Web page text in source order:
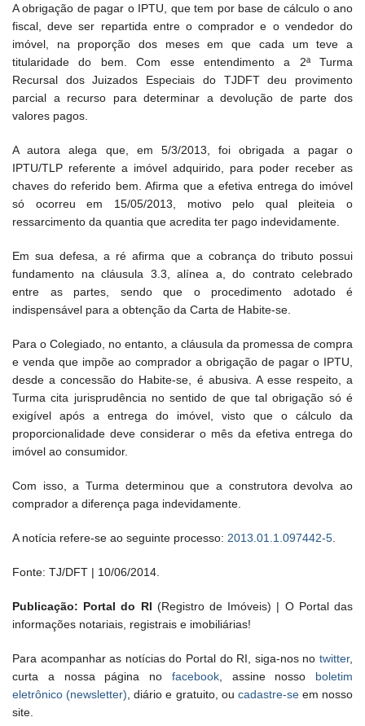
A obrigação de pagar o IPTU, que tem por base de cálculo o ano
fiscal, deve ser repartida entre o comprador e o vendedor do
imóvel, na proporção dos meses em que cada um teve a
titularidade do bem. Com esse entendimento a 2ª Turma
Recursal dos Juizados Especiais do TJDFT deu provimento
parcial a recurso para determinar a devolução de parte dos
valores pagos.
A autora alega que, em 5/3/2013, foi obrigada a pagar o
IPTU/TLP referente a imóvel adquirido, para poder receber as
chaves do referido bem. Afirma que a efetiva entrega do imóvel
só ocorreu em 15/05/2013, motivo pelo qual pleiteia o
ressarcimento da quantia que acredita ter pago indevidamente.
Em sua defesa, a ré afirma que a cobrança do tributo possui
fundamento na cláusula 3.3, alínea a, do contrato celebrado
entre as partes, sendo que o procedimento adotado é
indispensável para a obtenção da Carta de Habite-se.
Para o Colegiado, no entanto, a cláusula da promessa de compra
e venda que impõe ao comprador a obrigação de pagar o IPTU,
desde a concessão do Habite-se, é abusiva. A esse respeito, a
Turma cita jurisprudência no sentido de que tal obrigação só é
exigível após a entrega do imóvel, visto que o cálculo da
proporcionalidade deve considerar o mês da efetiva entrega do
imóvel ao consumidor.
Com isso, a Turma determinou que a construtora devolva ao
comprador a diferença paga indevidamente.
A notícia refere-se ao seguinte processo: 2013.01.1.097442-5
Fonte: TJ/DFT | 10/06/2014.
Publicação: Portal do RI (Registro de Imóveis) | O Portal das
informações notariais, registrais e imobiliárias!
Para acompanhar as notícias do Portal do RI, siga-nos no twitter,
curta a nossa página no facebook, assine nosso boletim
eletrônico (newsletter) , diário e gratuito, ou cadastre-seem nosso
site.